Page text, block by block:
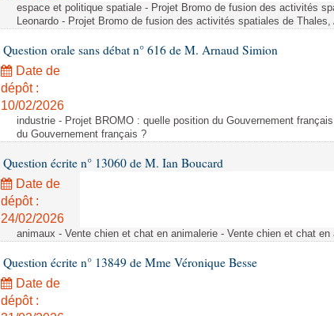
espace et politique spatiale - Projet Bromo de fusion des activités
Leonardo - Projet Bromo de fusion des activités spatiales de Thales,
Question orale sans débat n° 616 de M. Arnaud Simion
Date de
dépôt :
10/02/2026
industrie - Projet BROMO : quelle position du Gouvernement
du Gouvernement français ?
Question écrite n° 13060 de M. Ian Boucard
Date de
dépôt :
24/02/2026
animaux - Vente chien et chat en animalerie - Vente chien et chat en
Question écrite n° 13849 de Mme Véronique Besse
Date de
dépôt :